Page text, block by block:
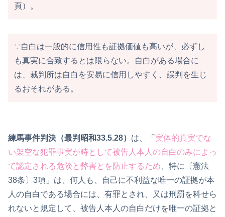
頁）。
∵自白は一般的に信用性も証拠価値も高いが、必ずし
も真実に合致するとは限らない。自白がある場合に
は、裁判所は自白を安易に信用しやすく、誤判を生じ
るおそれがある。
練馬事件判決（最判昭和33.5.28） は、「 実体的真実でな
い架空な犯罪事実が時として被告人本人の自白のみによっ
て認定される危険と弊害とを防止するため 、特に〔憲法
38条〕3項」は、何人も、自己に不利益な唯一の証拠が本
人の自白である場合には、有罪とされ、又は刑罰を科せら
れないと規定して、被告人本人の自白だけを唯一の証拠と